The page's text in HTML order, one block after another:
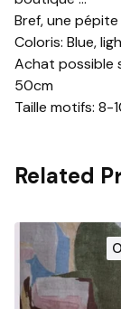
Bref, une pépite
Coloris: Blue,
Achat possible
50cm
Taille motifs: 8-
Related